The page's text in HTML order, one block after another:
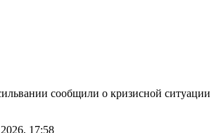
сообщили о кризисной ситуации
17:58